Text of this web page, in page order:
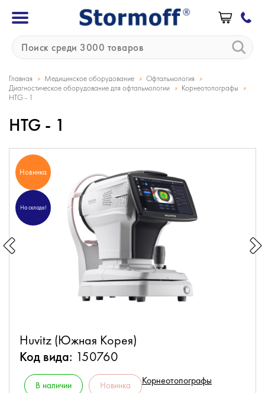
Главная » Медицинское оборудование » Офтальмология »
Диагностическое оборудование для офтальмологии » Корнеотопографы »
HTG - 1
HTG - 1
Новинка
На складе!
Huvitz (Южная Корея)
Код вида: 150760
В наличии Новинка Корнеотопографы